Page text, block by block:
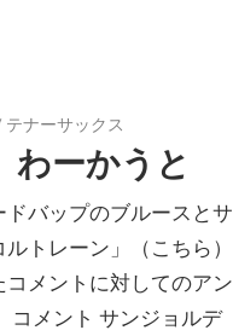
テナーサックス
わーかうと
バップのブルースとサ
トレーン」（こちら）
メントに対してのアン
コメント サンジョルデ